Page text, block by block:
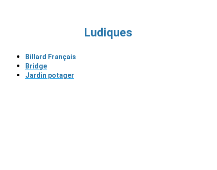
Ludiques
Billard Français
Bridge
Jardin potager